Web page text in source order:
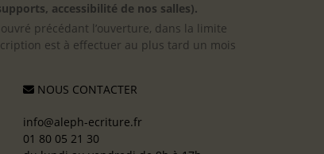
accessibilité de nos salles).
précédant l’ouverture, dans la limite
est à effectuer au plus tard un mois
NOUS CONTACTER
info@aleph-ecriture.fr
01 80 05 21 30